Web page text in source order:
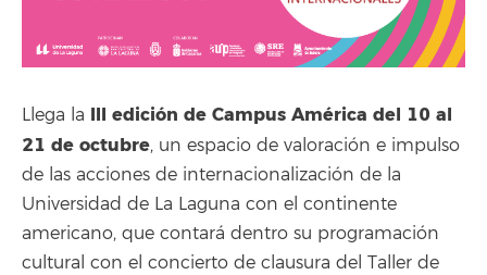
Llega la III edición de Campus América del 10 al
21 de octubre, un espacio de valoración e impulso
de las acciones de internacionalización de la
Universidad de La Laguna con el continente
americano, que contará dentro su programación
cultural con el concierto de clausura del Taller de